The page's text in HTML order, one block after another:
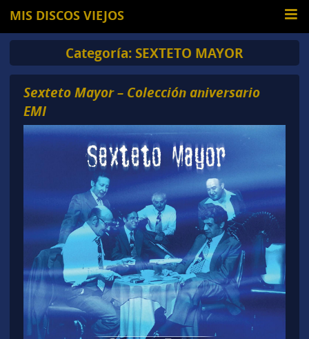
MIS DISCOS VIEJOS
Categoría: SEXTETO MAYOR
Sexteto Mayor – Colección aniversario
EMI